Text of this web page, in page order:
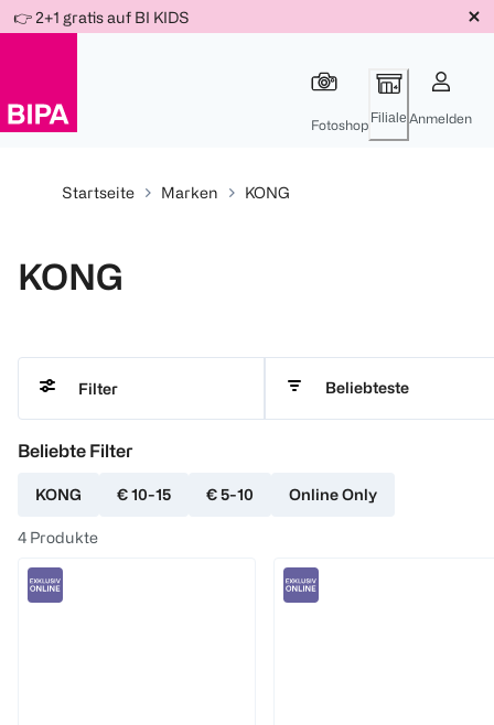
Für
Für
Für
Weiter
zum
👉 2+1 gratis auf BI KIDS
Fotoshop Filiale Anmelden
Startseite Marken KONG
KONG
Filter Beliebteste
Beliebte Filter
KONG € 10-15 € 5-10 Online Only
4 Produkte